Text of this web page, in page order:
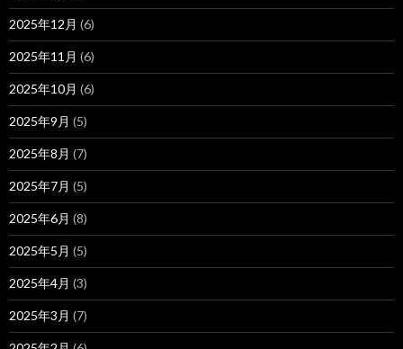
2025年12月 (6)
2025年11月 (6)
2025年10月 (6)
2025年9月 (5)
2025年8月 (7)
2025年7月 (5)
2025年6月 (8)
2025年5月 (5)
2025年4月 (3)
2025年3月 (7)